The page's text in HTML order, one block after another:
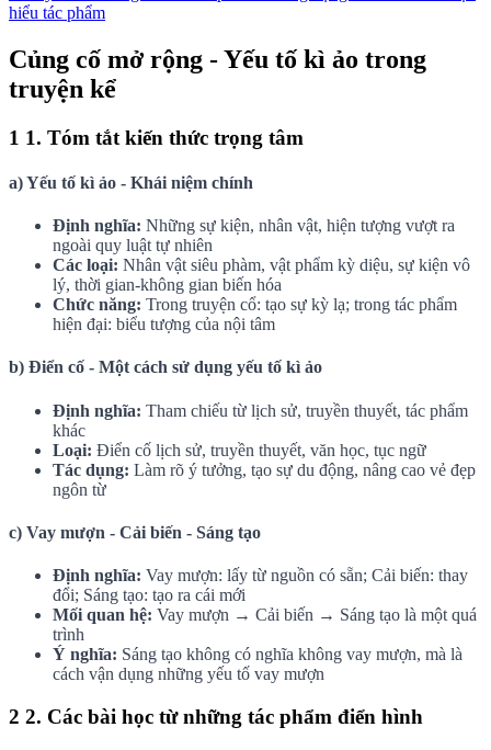
hiểu tác phẩm
Củng cố mở rộng - Yếu tố kì ảo trong
truyện kể
1 1. Tóm tắt kiến thức trọng tâm
a) Yếu tố kì ảo - Khái niệm chính
Định nghĩa: Những sự kiện, nhân vật, hiện tượng vượt ra
ngoài quy luật tự nhiên
Các loại: Nhân vật siêu phàm, vật phẩm kỳ diệu, sự kiện vô
lý, thời gian-không gian biến hóa
Chức năng: Trong truyện cổ: tạo sự kỳ lạ; trong tác phẩm
hiện đại: biểu tượng của nội tâm
b) Điển cố - Một cách sử dụng yếu tố kì ảo
Định nghĩa: Tham chiếu từ lịch sử, truyền thuyết, tác phẩm
khác
Loại: Điển cố lịch sử, truyền thuyết, văn học, tục ngữ
Tác dụng: Làm rõ ý tưởng, tạo sự du động, nâng cao vẻ đẹp
ngôn từ
c) Vay mượn - Cải biến - Sáng tạo
Định nghĩa: Vay mượn: lấy từ nguồn có sẵn; Cải biến: thay
đổi; Sáng tạo: tạo ra cái mới
Mối quan hệ: Vay mượn → Cải biến → Sáng tạo là một quá
trình
Ý nghĩa: Sáng tạo không có nghĩa không vay mượn, mà là
cách vận dụng những yếu tố vay mượn
2 2. Các bài học từ những tác phẩm điển hình